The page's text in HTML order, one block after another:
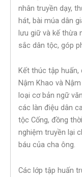
nhân truyền dạy,
hát, bài múa dân
lưu giữ và kế thừa
sắc dân tộc, góp
Kết thúc tập huấn,
Nậm Khao và
loại cơ bản ngữ
các làn điệu dân
tộc Cống, đồng
nghiệm truyền lại
báu của cha ông.
Các lớp tập huấn